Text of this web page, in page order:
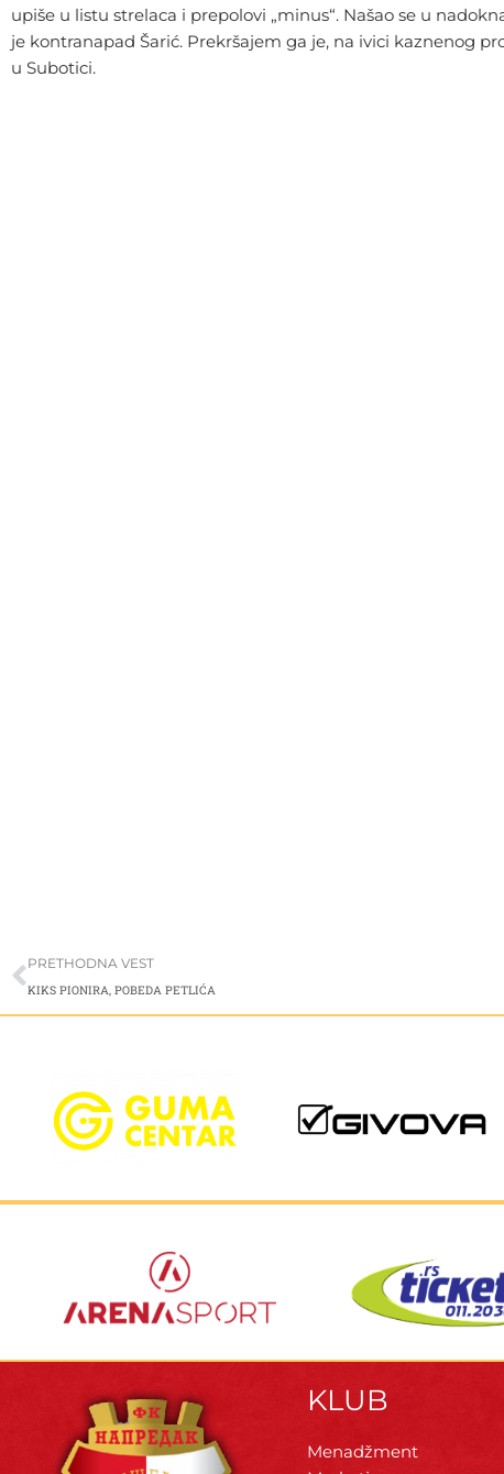
upiše u listu strelaca i prepolovi „minus“. Našao se u
je kontranapad Šarić. Prekršajem ga je, na ivici kaznenog
u Subotici.
Prev
PRETHODNA VEST
KIKS PIONIRA, POBEDA PETLIĆA
KLUB
Menadžment